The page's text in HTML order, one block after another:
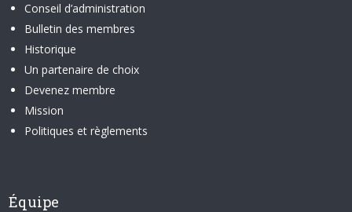
Conseil d’administration
Bulletin des membres
Historique
Un partenaire de choix
Devenez membre
Mission
Politiques et règlements
Équipe